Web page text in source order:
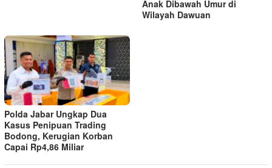
Anak Dibawah Umur di
Wilayah Dawuan
Polda Jabar Ungkap Dua
Kasus Penipuan Trading
Bodong, Kerugian Korban
Capai Rp4,86 Miliar